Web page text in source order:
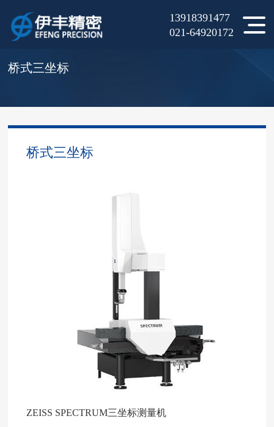
13918391477
021-64920172
当前位置： 产品中心>三坐标测量机 桥式三坐标 >
桥式三坐标
桥式三坐标
ZEISS SPECTRUM三坐标测量机